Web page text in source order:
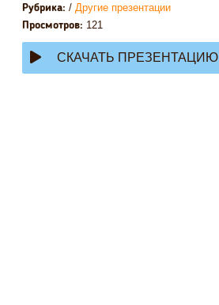
Рубрика: / Другие презентации
Просмотров: 121
СКАЧАТЬ ПРЕЗЕНТАЦИЮ